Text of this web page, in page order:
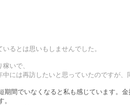
るとは思いもしませんでした。
いで、
には再訪したいと思っていたのですが、
間でいなくなると私も感じています。